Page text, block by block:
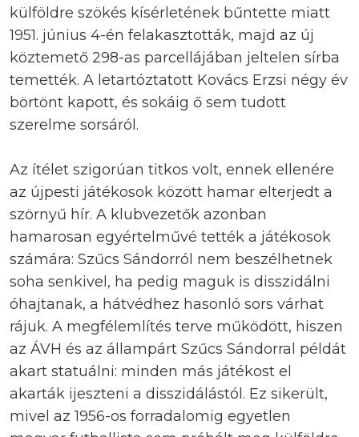
külföldre szökés kísérletének bűntette miatt
1951. június 4-én felakasztották, majd az új
köztemető 298-as parcellájában jeltelen sírba
temették. A letartóztatott Kovács Erzsi négy év
börtönt kapott, és sokáig ő sem tudott
szerelme sorsáról.
Az ítélet szigorúan titkos volt, ennek ellenére
az újpesti játékosok között hamar elterjedt a
szörnyű hír. A klubvezetők azonban
hamarosan egyértelművé tették a játékosok
számára: Szűcs Sándorról nem beszélhetnek
soha senkivel, ha pedig maguk is disszidálni
óhajtanak, a hátvédhez hasonló sors várhat
rájuk. A megfélemlítés terve működött, hiszen
az ÁVH és az állampárt Szűcs Sándorral példát
akart statuálni: minden más játékost el
akarták ijeszteni a disszidálástól. Ez sikerült,
mivel az 1956-os forradalomig egyetlen